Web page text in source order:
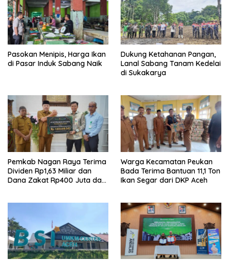
Pasokan Menipis, Harga Ikan
di Pasar Induk Sabang Naik
Dukung Ketahanan Pangan,
Lanal Sabang Tanam Kedelai
di Sukakarya
Pemkab Nagan Raya Terima
Dividen Rp1,63 Miliar dan
Dana Zakat Rp400 Juta dari
Warga Kecamatan Peukan
Bada Terima Bantuan 11,1 Ton
Ikan Segar dari DKP Aceh